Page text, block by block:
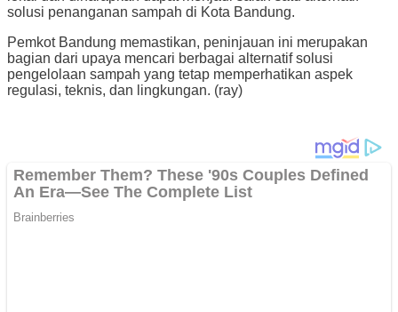
solusi penanganan sampah di Kota Bandung.
Pemkot Bandung memastikan, peninjauan ini merupakan
bagian dari upaya mencari berbagai alternatif solusi
pengelolaan sampah yang tetap memperhatikan aspek
regulasi, teknis, dan lingkungan. (ray)